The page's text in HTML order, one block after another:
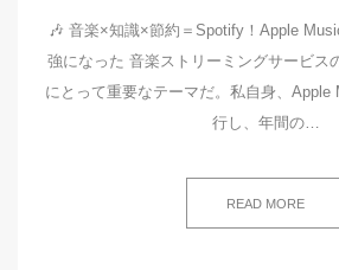
🎶 音楽×知識×節約＝Spotify！Apple
強になった 音楽ストリーミングサービス
にとって重要なテーマだ。私自身、Apple
行し、年間の…
READ MORE